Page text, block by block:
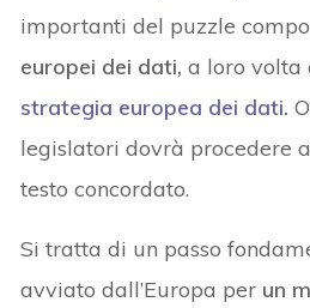
importanti del puzzle
europei dei dati, a loro volta
strategia europea dei dati.
legislatori dovrà procedere
testo concordato.
Si tratta di un passo
avviato dall’Europa per un